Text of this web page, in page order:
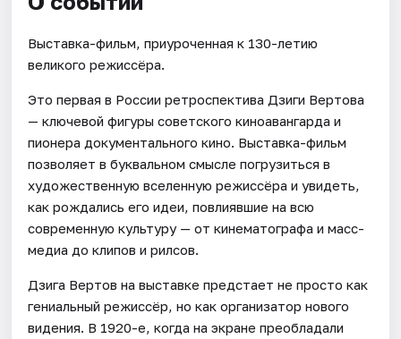
Выставка-фильм, приуроченная к 130-летию
великого режиссёра.
Это первая в России ретроспектива Дзиги Вертова
— ключевой фигуры советского киноавангарда и
пионера документального кино. Выставка-фильм
позволяет в буквальном смысле погрузиться в
художественную вселенную режиссёра и увидеть,
как рождались его идеи, повлиявшие на всю
современную культуру — от кинематографа и масс-
медиа до клипов и рилсов.
Дзига Вертов на выставке предстает не просто как
гениальный режиссёр, но как организатор нового
видения. В 1920-е, когда на экране преобладали